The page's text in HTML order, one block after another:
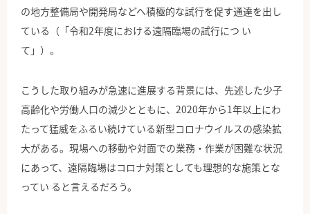
の地方整備局や開発局などへ積極的な試行を促す通達を出し
ている（「令和2年度における遠隔臨場の試行につ い
て」）。
こうした取り組みが急速に進展する背景には、先述した少子
高齢化や労働人口の減少とともに、2020年から1年以上にわ
たって猛威をふるい続けている新型コロナウイルスの感染拡
大がある。現場への移動や対面での業務・作業が困難な状況
にあって、遠隔臨場はコロナ対策としても理想的な施策とな
ってい ると言えるだろう。